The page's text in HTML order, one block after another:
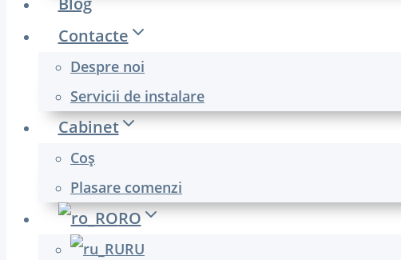
Contacte
Despre noi
Servicii de instalare
Cabinet
Coş
Plasare comenzi
RO
RU